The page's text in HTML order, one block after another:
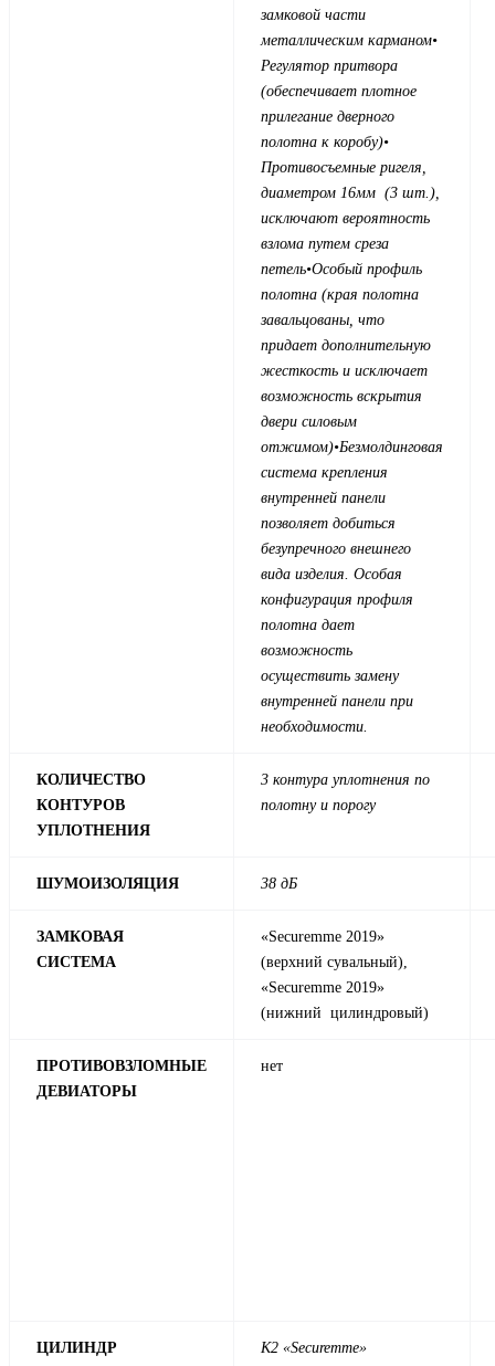
замковой части
металлическим карманом•
Регулятор притвора
(обеспечивает плотное
прилегание дверного
полотна к коробу)•
Противосъемные ригеля,
диаметром 16мм (3 шт.),
исключают вероятность
взлома путем среза
петель•Особый профиль
полотна (края полотна
завальцованы, что
придает дополнительную
жесткость и исключает
возможность вскрытия
двери силовым
отжимом)•Безмолдинговая
система крепления
внутренней панели
позволяет добиться
безупречного внешнего
вида изделия. Особая
конфигурация профиля
полотна дает
возможность
осуществить замену
внутренней панели при
необходимости.
КОЛИЧЕСТВО
КОНТУРОВ
УПЛОТНЕНИЯ
3 контура уплотнения по
полотну и порогу
ШУМОИЗОЛЯЦИЯ 38 дБ
ЗАМКОВАЯ
СИСТЕМА
«Securemme 2019»
(верхний сувальный),
«Securemme 2019»
(нижний цилиндровый)
ПРОТИВОВЗЛОМНЫЕ
ДЕВИАТОРЫ
нет
ЦИЛИНДР К2 «Securemme»